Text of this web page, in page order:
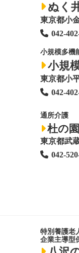
ぬく
東京都小
042-
小規模多機
小規
東京都小
042-
通所介護
杜の
東京都武
042-
特別養護老
企業主導型